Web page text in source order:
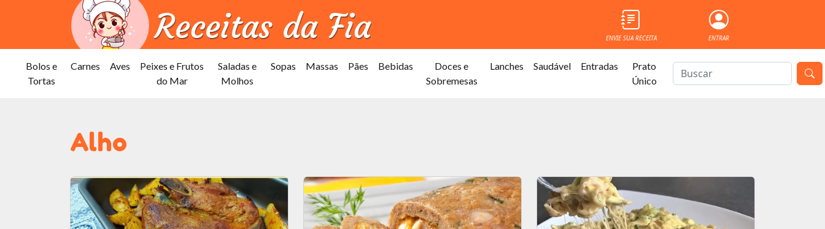
ENVIE SUA RECEITA ENTRAR
Bolos e
Tortas
Carnes Aves
Peixes e Frutos
do Mar
Saladas e
Molhos
Sopas Massas Pães Bebidas
Doces e
Sobremesas
Lanches Saudável Entradas
Prato
Único
Alho